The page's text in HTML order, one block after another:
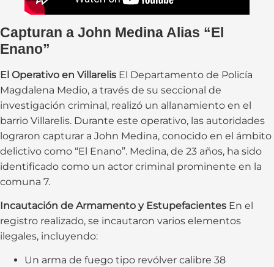
Capturan a John Medina Alias “El
Enano”
El Operativo en Villarelis El Departamento de Policía
Magdalena Medio, a través de su seccional de
investigación criminal, realizó un allanamiento en el
barrio Villarelis. Durante este operativo, las autoridades
lograron capturar a John Medina, conocido en el ámbito
delictivo como “El Enano”. Medina, de 23 años, ha sido
identificado como un actor criminal prominente en la
comuna 7.
Incautación de Armamento y Estupefacientes En el
registro realizado, se incautaron varios elementos
ilegales, incluyendo:
Un arma de fuego tipo revólver calibre 38